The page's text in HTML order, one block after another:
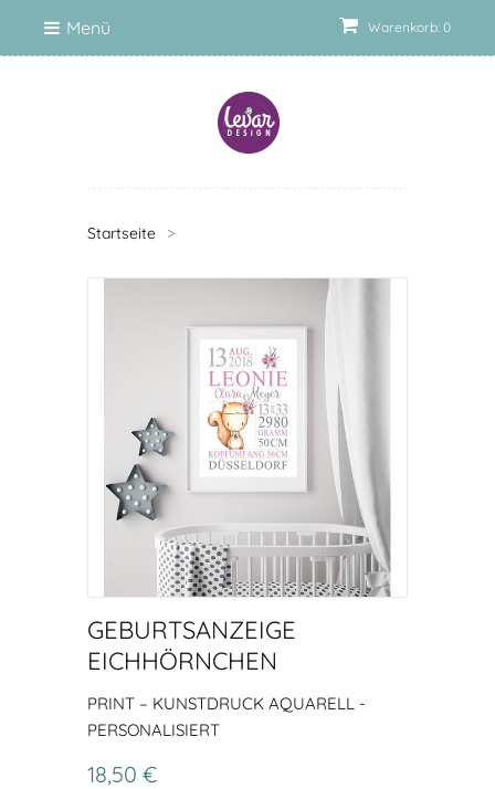
Warenkorb: 0
Menü
Startseite >
GEBURTSANZEIGE
EICHHÖRNCHEN
PRINT – KUNSTDRUCK AQUARELL -
PERSONALISIERT
18,50 €